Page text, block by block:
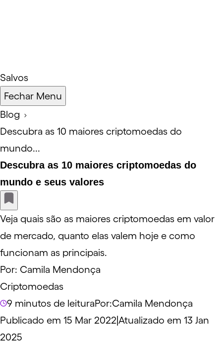
Salvos
Fechar Menu
Blog
Descubra as 10 maiores criptomoedas do
mundo...
Descubra as 10 maiores criptomoedas do
mundo e seus valores
Veja quais são as maiores criptomoedas em valor
de mercado, quanto elas valem hoje e como
funcionam as principais.
Por: Camila Mendonça
Criptomoedas
9 minutos de leituraPor:Camila Mendonça
Publicado em 15 Mar 2022 Atualizado em 13 Jan
2025